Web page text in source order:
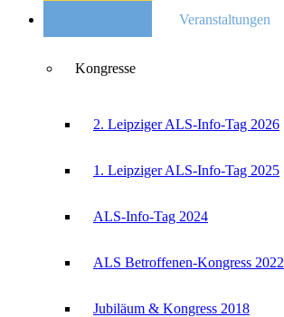
Veranstaltungen
Kongresse
2. Leipziger ALS-Info-Tag 2026
1. Leipziger ALS-Info-Tag 2025
ALS-Info-Tag 2024
ALS Betroffenen-Kongress 2022
Jubiläum & Kongress 2018